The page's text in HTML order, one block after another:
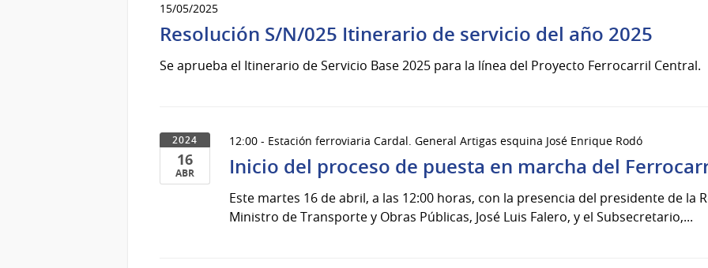
15/05/2025
Resolución S/N/025 Itinerario de servicio del año 2025
Se aprueba el Itinerario de Servicio Base 2025 para la línea del Proyecto Ferrocarril Central.
2024
16
ABR
12:00 - Estación ferroviaria Cardal. General Artigas esquina José Enrique Rodó
Inicio del proceso de puesta en marcha del
Este martes 16 de abril, a las 12:00 horas, con la presencia del presidente de la
Ministro de Transporte y Obras Públicas, José Luis Falero, y el Subsecretario,...